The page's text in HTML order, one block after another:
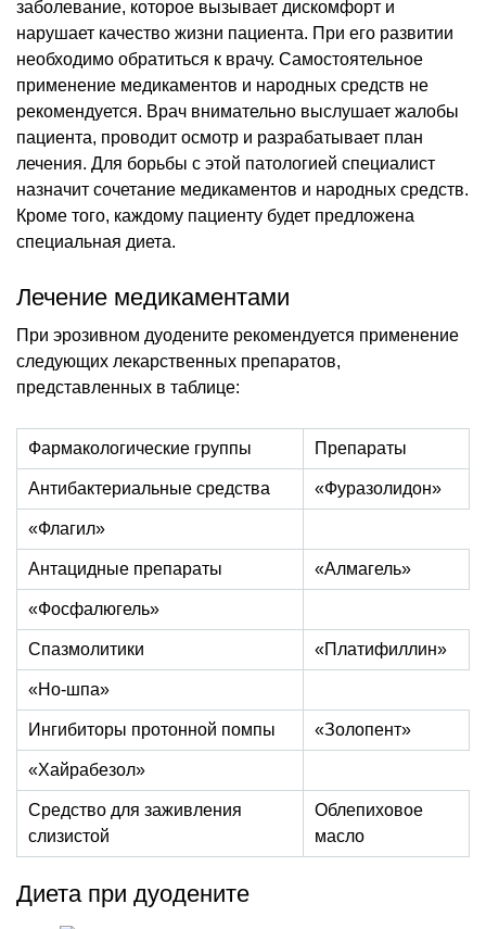
заболевание, которое вызывает дискомфорт и
нарушает качество жизни пациента. При его развитии
необходимо обратиться к врачу. Самостоятельное
применение медикаментов и народных средств не
рекомендуется. Врач внимательно выслушает жалобы
пациента, проводит осмотр и разрабатывает план
лечения. Для борьбы с этой патологией специалист
назначит сочетание медикаментов и народных средств.
Кроме того, каждому пациенту будет предложена
специальная диета.
Лечение медикаментами
При эрозивном дуодените рекомендуется применение
следующих лекарственных препаратов,
представленных в таблице:
Фармакологические группы Препараты
Антибактериальные средства «Фуразолидон»
«Флагил»
Антацидные препараты «Алмагель»
«Фосфалюгель»
Спазмолитики «Платифиллин»
«Но-шпа»
Ингибиторы протонной помпы «Золопент»
«Хайрабезол»
Средство для заживления
слизистой
Облепиховое
масло
Диета при дуодените